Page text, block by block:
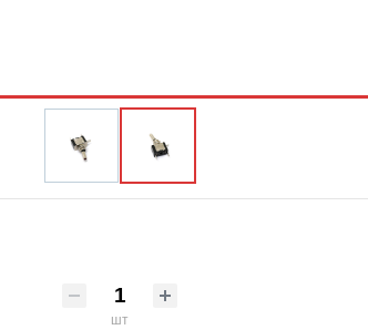
шт